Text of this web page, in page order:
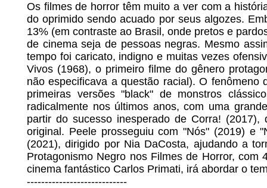
Os filmes de horror têm muito a ver com a
do oprimido sendo acuado por seus algozes.
13% (em contraste ao Brasil, onde pretos e
de cinema seja de pessoas negras. Mesmo
tempo foi caricato, indigno e muitas vezes
Vivos (1968), o primeiro filme do gênero
não especificava a questão racial). O
primeiras versões "black" de monstros
radicalmente nos últimos anos, com uma
partir do sucesso inesperado de Corra!
original. Peele prosseguiu com "Nós" (2019) e
(2021), dirigido por Nia DaCosta, ajudando a
Protagonismo Negro nos Filmes de Horror,
cinema fantástico Carlos Primati, irá abordar o
----------------------------